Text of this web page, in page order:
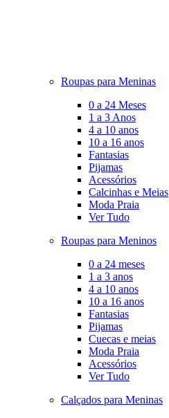
Roupas para Meninas
0 a 24 Meses
1 a 3 Anos
4 a 10 anos
10 a 16 anos
Fantasias
Pijamas
Acessórios
Calcinhas e Meias
Moda Praia
Ver Tudo
Roupas para Meninos
0 a 24 meses
1 a 3 anos
4 a 10 anos
10 a 16 anos
Fantasias
Pijamas
Cuecas e meias
Moda Praia
Acessórios
Ver Tudo
Calçados para Meninas